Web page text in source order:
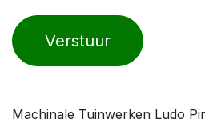
Verstuur
Machinale Tuinwerken Ludo